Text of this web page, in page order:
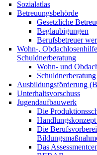
Sozialatlas
Betreuungsbehörde
Gesetzliche
Beglaubigungen
Berufsbetreuer
Wohn-,
Schuldnerberatung
Wohn- und
Schuldnerberatung
Ausbildungsförderung
Unterhaltsvorschuss
Jugendaufbauwerk
Die
Die
Das